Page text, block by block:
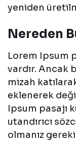
yeniden
Nereden
Lorem Ipsum
vardır. Ancak
mizah
eklenerek
Ipsum pasajı
utandırıcı
olmanız